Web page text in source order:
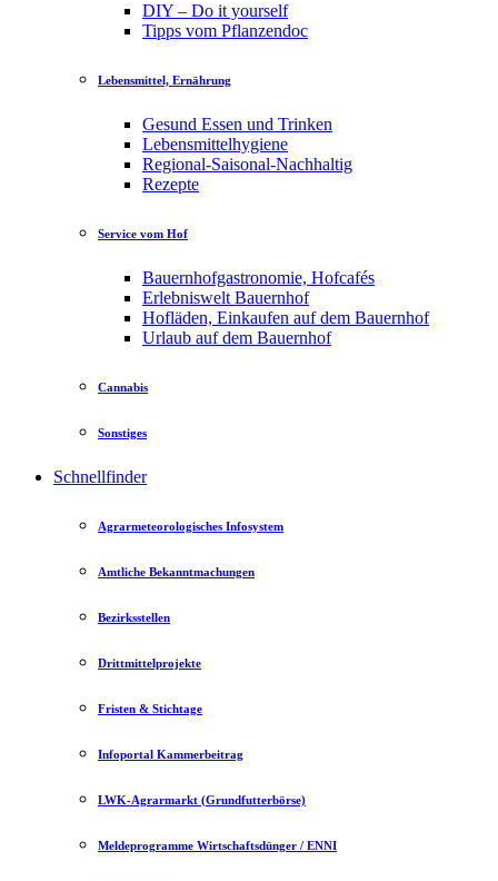
DIY – Do it yourself
Tipps vom Pflanzendoc
Lebensmittel, Ernährung
Gesund Essen und Trinken
Lebensmittelhygiene
Regional-Saisonal-Nachhaltig
Rezepte
Service vom Hof
Bauernhofgastronomie, Hofcafés
Erlebniswelt Bauernhof
Hofläden, Einkaufen auf dem Bauernhof
Urlaub auf dem Bauernhof
Cannabis
Sonstiges
Schnellfinder
Agrarmeteorologisches Infosystem
Amtliche Bekanntmachungen
Bezirksstellen
Drittmittelprojekte
Fristen & Stichtage
Infoportal Kammerbeitrag
LWK-Agrarmarkt (Grundfutterbörse)
Meldeprogramme Wirtschaftsdünger / ENNI